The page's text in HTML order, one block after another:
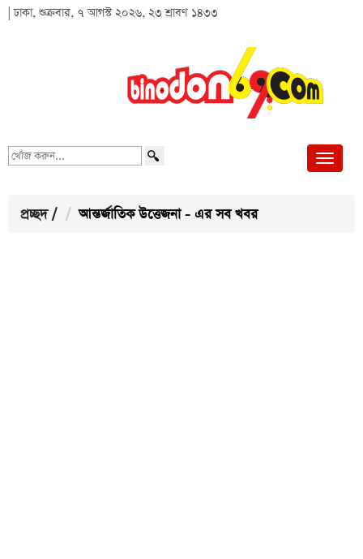
| ঢাকা, শুক্রবার, ৭ আগস্ট ২০২৬, ২৩ শ্রাবণ ১৪৩৩
খোঁজ
প্রচ্ছদ / আন্তর্জাতিক উত্তেজনা - এর সব খবর